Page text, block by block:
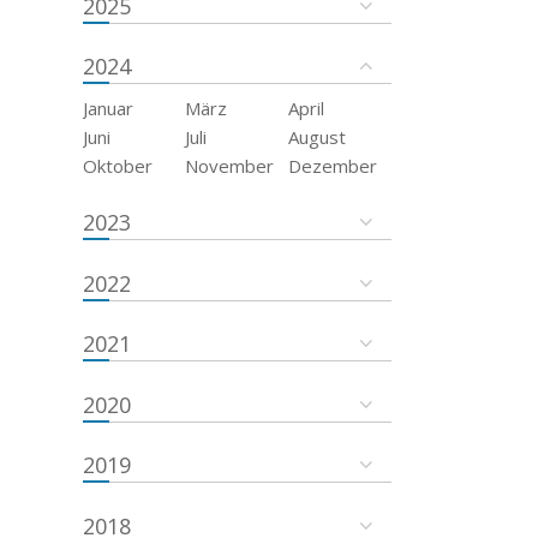
2024
Januar März
April
Juni
Juli
August
Oktober
November Dezember
2023
2022
2021
2020
2019
2018